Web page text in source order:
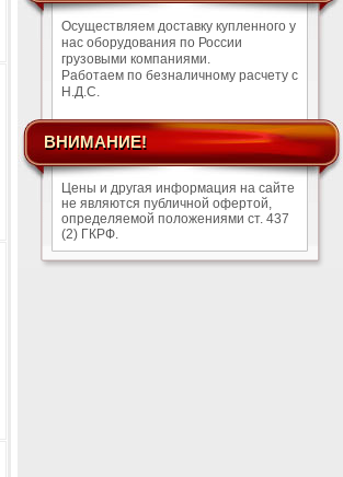
Осуществляем доставку купленного у
нас оборудования по России
грузовыми компаниями.
Работаем по безналичному расчету с
Н.Д.С.
ВНИМАНИЕ!
Цены и другая информация на сайте
не являются публичной офертой,
определяемой положениями ст. 437
(2) ГКРФ.